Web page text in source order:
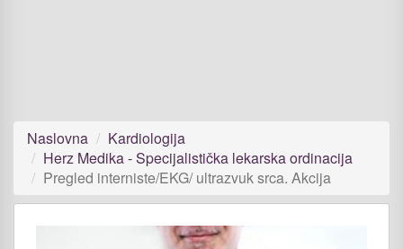
Naslovna
Kardiologija
Herz Medika - Specijalistička lekarska ordinacija
Pregled interniste/EKG/ ultrazvuk srca. Akcija